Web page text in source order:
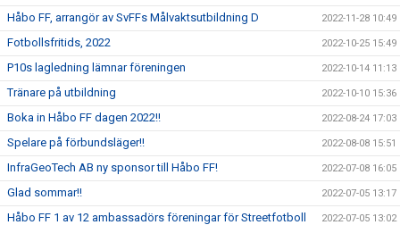
Håbo FF, arrangör av SvFFs Målvaktsutbildning D 2022-11-28 10:49
Fotbollsfritids, 2022 2022-10-25 15:49
P10s lagledning lämnar föreningen 2022-10-14 11:13
Tränare på utbildning 2022-10-10 15:36
Boka in Håbo FF dagen 2022!! 2022-08-24 17:03
Spelare på förbundsläger!! 2022-08-08 15:51
InfraGeoTech AB ny sponsor till Håbo FF! 2022-07-08 16:05
Glad sommar!! 2022-07-05 13:17
Håbo FF 1 av 12 ambassadörs föreningar för Streetfotboll 2022-07-05 13:02